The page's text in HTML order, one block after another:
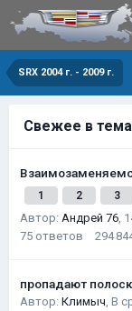
SRX 2004 г. - 2009 г.
Свежее в
1 2 3
Автор: Андрей 76,
75 ответов 294
пропадают
Автор: Климыч, В